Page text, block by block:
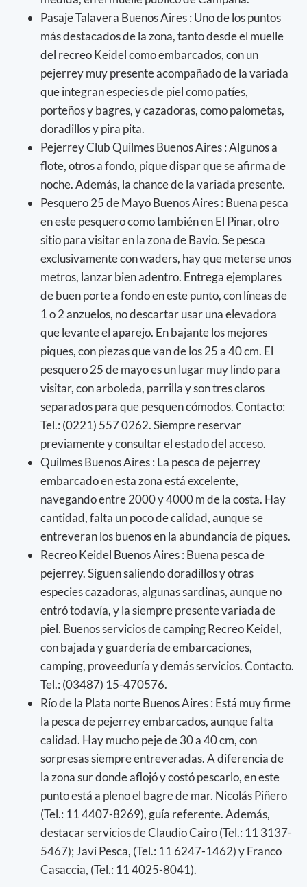
Pasaje Talavera Buenos Aires : Uno de los puntos
más destacados de la zona, tanto desde el muelle
del recreo Keidel como embarcados, con un
pejerrey muy presente acompañado de la variada
que integran especies de piel como patíes,
porteños y bagres, y cazadoras, como palometas,
doradillos y pira pita.
Pejerrey Club Quilmes Buenos Aires : Algunos a
flote, otros a fondo, pique dispar que se afirma de
noche. Además, la chance de la variada presente.
Pesquero 25 de Mayo Buenos Aires : Buena pesca
en este pesquero como también en El Pinar, otro
sitio para visitar en la zona de Bavio. Se pesca
exclusivamente con waders, hay que meterse unos
metros, lanzar bien adentro. Entrega ejemplares
de buen porte a fondo en este punto, con líneas de
1 o 2 anzuelos, no descartar usar una elevadora
que levante el aparejo. En bajante los mejores
piques, con piezas que van de los 25 a 40 cm. El
pesquero 25 de mayo es un lugar muy lindo para
visitar, con arboleda, parrilla y son tres claros
separados para que pesquen cómodos. Contacto:
Tel.: (0221) 557 0262. Siempre reservar
previamente y consultar el estado del acceso.
Quilmes Buenos Aires : La pesca de pejerrey
embarcado en esta zona está excelente,
navegando entre 2000 y 4000 m de la costa. Hay
cantidad, falta un poco de calidad, aunque se
entreveran los buenos en la abundancia de piques.
Recreo Keidel Buenos Aires : Buena pesca de
pejerrey. Siguen saliendo doradillos y otras
especies cazadoras, algunas sardinas, aunque no
entró todavía, y la siempre presente variada de
piel. Buenos servicios de camping Recreo Keidel,
con bajada y guardería de embarcaciones,
camping, proveeduría y demás servicios. Contacto.
Tel.: (03487) 15-470576.
Río de la Plata norte Buenos Aires : Está muy firme
la pesca de pejerrey embarcados, aunque falta
calidad. Hay mucho peje de 30 a 40 cm, con
sorpresas siempre entreveradas. A diferencia de
la zona sur donde aflojó y costó pescarlo, en este
punto está a pleno el bagre de mar. Nicolás Piñero
(Tel.: 11 4407-8269), guía referente. Además,
destacar servicios de Claudio Cairo (Tel.: 11 3137-
5467); Javi Pesca, (Tel.: 11 6247-1462) y Franco
Casaccia, (Tel.: 11 4025-8041).